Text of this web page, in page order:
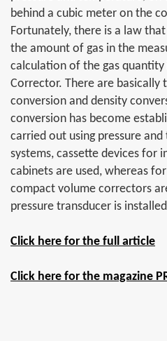
behind a cubic meter on the
Fortunately, there is a law
the amount of gas in the
calculation of the gas quantity
Corrector. There are
conversion and density
conversion has become
carried out using pressure
systems, cassette devices for
cabinets are used, whereas
compact volume correctors
pressure transducer is
Click here for the full article
Click here for the magazine